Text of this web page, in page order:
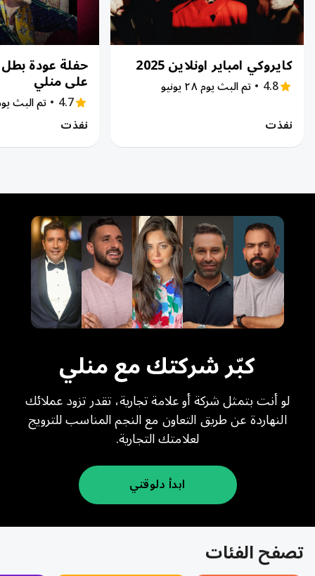
كايروكي امباير اونلاين 2025
4.8
• تم البث يوم ٢٨ يونيو
نفذت
حفلة عودة بطل
على منلي
4.7
• تم البث يوم ٣٠
نفذت
كبّر شركتك مع منلي
لو أنت بتمثل شركة أو علامة تجارية، تقدر تزود عملائك
النهاردة عن طريق التعاون مع النجم المناسب للترويج
لعلامتك التجارية.
ابدأ دلوقتي
تصفح الفئات